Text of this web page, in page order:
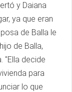
y Daiana
ya que eran
de Balla le
de Balla,
"Ella decide
para
lo que